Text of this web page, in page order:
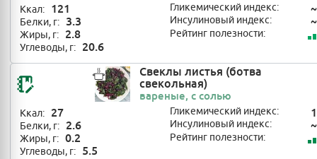
Ккал: 121
Белки, г: 3.3
Жиры, г: 2.8
Углеводы, г: 20.6
Гликемический индекс: ~
Инсулиновый индекс: ~
Рейтинг полезности:
Свеклы листья (ботва
свекольная)
вареные, с солью
Ккал: 27
Белки, г: 2.6
Жиры, г: 0.2
Углеводы, г: 5.5
Гликемический индекс:
Инсулиновый индекс: ~
Рейтинг полезности: